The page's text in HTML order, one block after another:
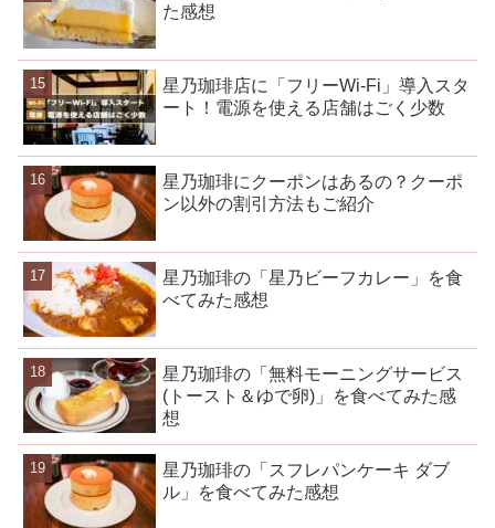
た感想
星乃珈琲店に「フリーWi-Fi」導入スタ
ート！電源を使える店舗はごく少数
星乃珈琲にクーポンはあるの？クーポ
ン以外の割引方法もご紹介
星乃珈琲の「星乃ビーフカレー」を食
べてみた感想
星乃珈琲の「無料モーニングサービス
(トースト＆ゆで卵)」を食べてみた感
想
星乃珈琲の「スフレパンケーキ ダブ
ル」を食べてみた感想